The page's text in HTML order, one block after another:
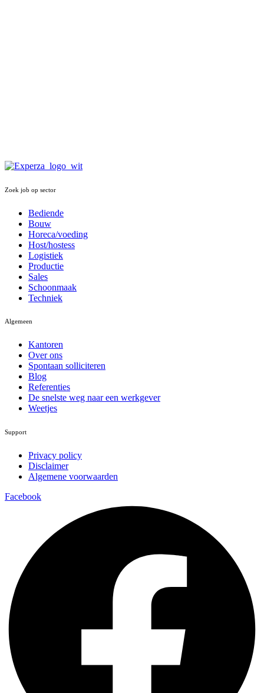
Zoek job op sector
Bediende
Bouw
Horeca/voeding
Host/hostess
Logistiek
Productie
Sales
Schoonmaak
Techniek
Algemeen
Kantoren
Over ons
Spontaan solliciteren
Blog
Referenties
De snelste weg naar een werkgever
Weetjes
Support
Privacy policy
Disclaimer
Algemene voorwaarden
Facebook